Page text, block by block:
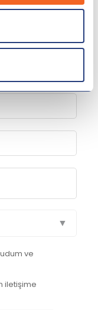
ve
iletişime